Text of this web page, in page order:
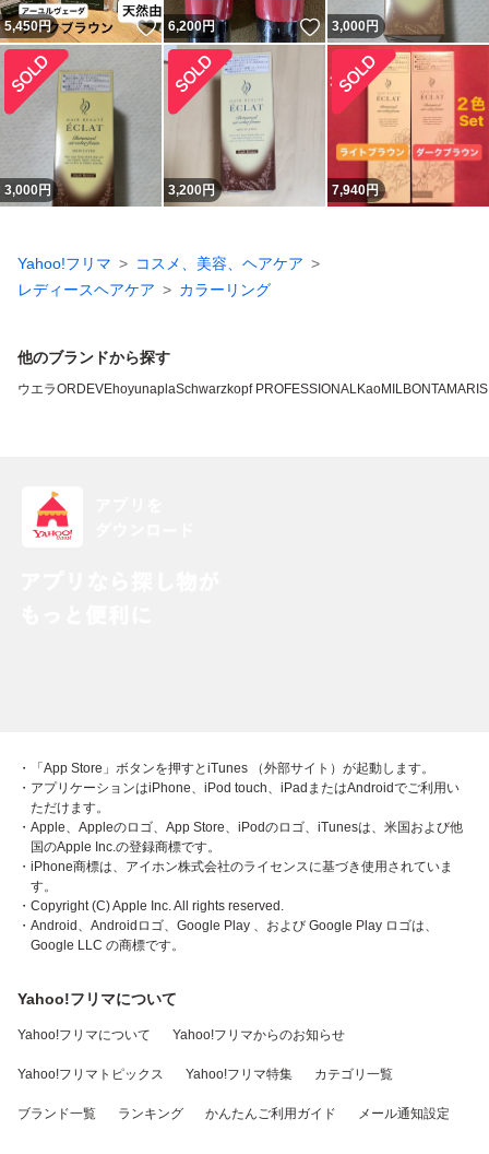
5,450円 いいね！
6,200円 いいね！
3,000円
3,000円 3,200円 7,940円
Yahoo!フリマ
コスメ、美容、ヘアケア
レディースヘアケア
カラーリング
他のブランドから探す
ウエラORDEVEhoyunaplaSchwarzkopf PROFESSIONALKaoMILBON
・「App Store」ボタンを押すとiTunes （外部サイト）が起動します。
・アプリケーションはiPhone、iPod touch、iPadまたはAndroidでご利用い
ただけます。
・Apple、Appleのロゴ、App Store、iPodのロゴ、iTunesは、米国および他
国のApple Inc.の登録商標です。
・iPhone商標は、アイホン株式会社のライセンスに基づき使用されていま
す。
・Copyright (C) Apple Inc. All rights reserved.
・Android、Androidロゴ、Google Play 、および Google Play ロゴは、
Google LLC の商標です。
Yahoo!フリマについて
Yahoo!フリマについて Yahoo!フリマからのお知らせ
Yahoo!フリマトピックス Yahoo!フリマ特集 カテゴリ一覧
ブランド一覧 ランキング かんたんご利用ガイド メール通知設定